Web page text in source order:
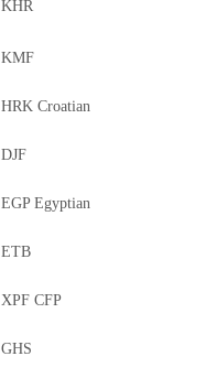
KHR
KMF
HRK Croatian
DJF
EGP Egyptian
ETB
XPF CFP
GHS